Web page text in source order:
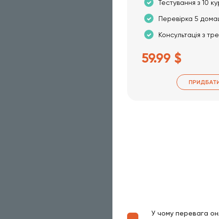
Тестування з 10
Перевірка 5
Консультація з
59.99 $
У чому перевага